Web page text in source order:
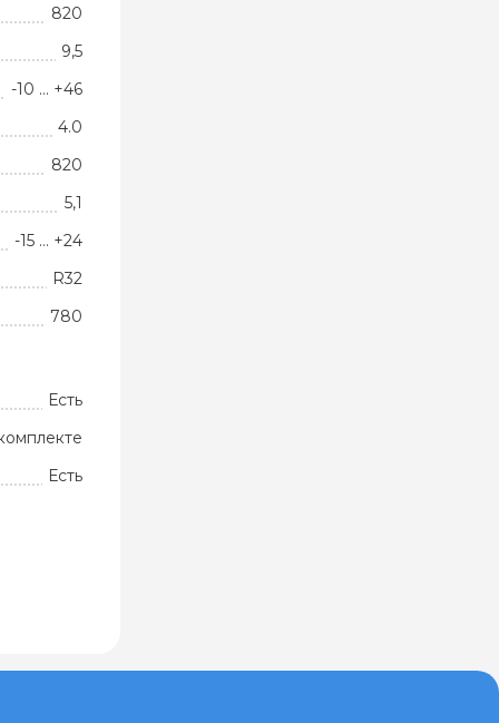
820
9,5
-10 … +46
4.0
820
5,1
-15 … +24
R32
780
Есть
Есть